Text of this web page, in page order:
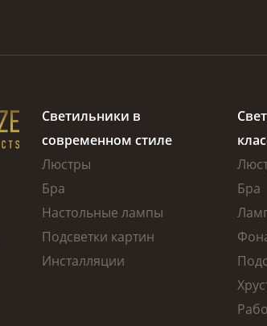
Светильники в
современном стиле
Люстры
Бра
Настольные лампы
Подсветки картин
Инсталляции
Бра